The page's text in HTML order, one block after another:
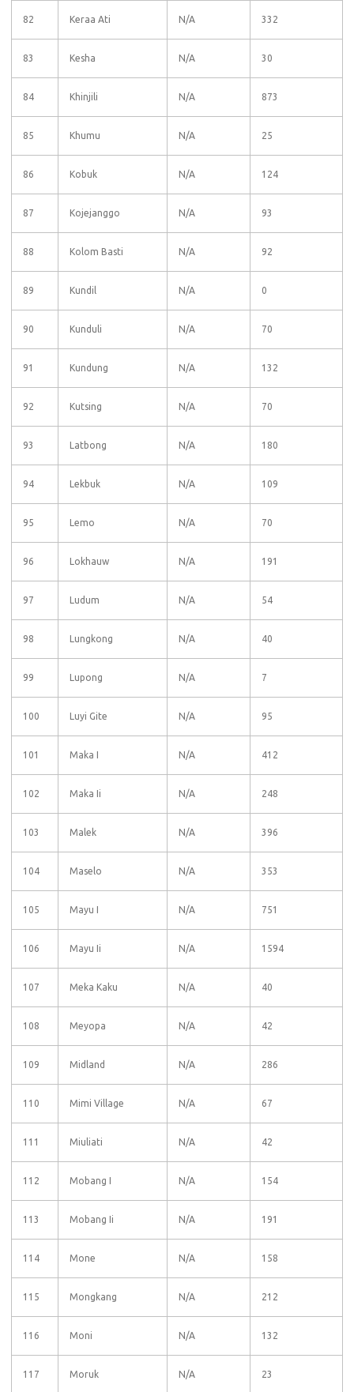
82 Keraa Ati N/A 332
83 Kesha N/A 30
84 Khinjili N/A 873
85 Khumu N/A 25
86 Kobuk N/A 124
87 Kojejanggo N/A 93
88 Kolom Basti N/A 92
89 Kundil N/A 0
90 Kunduli N/A 70
91 Kundung N/A 132
92 Kutsing N/A 70
93 Latbong N/A 180
94 Lekbuk N/A 109
95 Lemo N/A 70
96 Lokhauw N/A 191
97 Ludum N/A 54
98 Lungkong N/A 40
99 Lupong N/A 7
100 Luyi Gite N/A 95
101 Maka I N/A 412
102 Maka Ii N/A 248
103 Malek N/A 396
104 Maselo N/A 353
105 Mayu I N/A 751
106 Mayu Ii N/A 1594
107 Meka Kaku N/A 40
108 Meyopa N/A 42
109 Midland N/A 286
110 Mimi Village N/A 67
111 Miuliati N/A 42
112 Mobang I N/A 154
113 Mobang Ii N/A 191
114 Mone N/A 158
115 Mongkang N/A 212
116 Moni N/A 132
117 Moruk N/A 23